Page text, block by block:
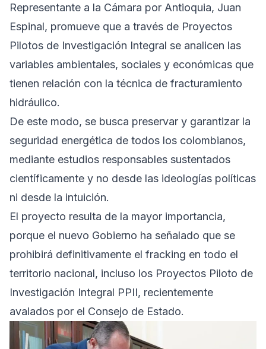
Representante a la Cámara por Antioquia, Juan
Espinal, promueve que a través de Proyectos
Pilotos de Investigación Integral se analicen las
variables ambientales, sociales y económicas que
tienen relación con la técnica de fracturamiento
hidráulico.
De este modo, se busca preservar y garantizar la
seguridad energética de todos los colombianos,
mediante estudios responsables sustentados
científicamente y no desde las ideologías políticas
ni desde la intuición.
El proyecto resulta de la mayor importancia,
porque el nuevo Gobierno ha señalado que se
prohibirá definitivamente el fracking en todo el
territorio nacional, incluso los Proyectos Piloto de
Investigación Integral PPII, recientemente
avalados por el Consejo de Estado.